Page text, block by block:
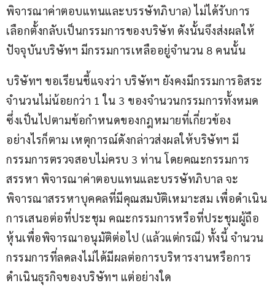
พิจารณาค่าตอบแทนและบรรษัทภิบาล) ไม่ได้รับการ
เลือกตั้งกลับเป็นกรรมการของบริษัท ดังนั้นจึงส่งผลให้
ปัจจุบันบริษัทฯ มีกรรมการเหลืออยู่จำนวน 8 คนนั้น
บริษัทฯ ขอเรียนชี้แจงว่า บริษัทฯ ยังคงมีกรรมการอิสระ
จำนวนไม่น้อยกว่า 1 ใน 3 ของจำนวนกรรมการทั้งหมด
ซึ่งเป็นไปตามข้อกำหนดของกฎหมายที่เกี่ยวข้อง
อย่างไรก็ตาม เหตุการณ์ดังกล่าวส่งผลให้บริษัทฯ มี
กรรมการตรวจสอบไม่ครบ 3 ท่าน โดยคณะกรรมการ
สรรหา พิจารณาค่าตอบแทนและบรรษัทภิบาล จะ
พิจารณาสรรหาบุคคลที่มีคุณสมบัติเหมาะสม เพื่อดำเนิน
การเสนอต่อที่ประชุม คณะกรรมการหรือที่ประชุมผู้ถือ
หุ้นเพื่อพิจารณาอนุมัติต่อไป (แล้วแต่กรณี) ทั้งนี้ จำนวน
กรรมการที่ลดลงไม่ได้มีผลต่อการบริหารงานหรือการ
ดำเนินธุรกิจของบริษัทฯ แต่อย่างใด